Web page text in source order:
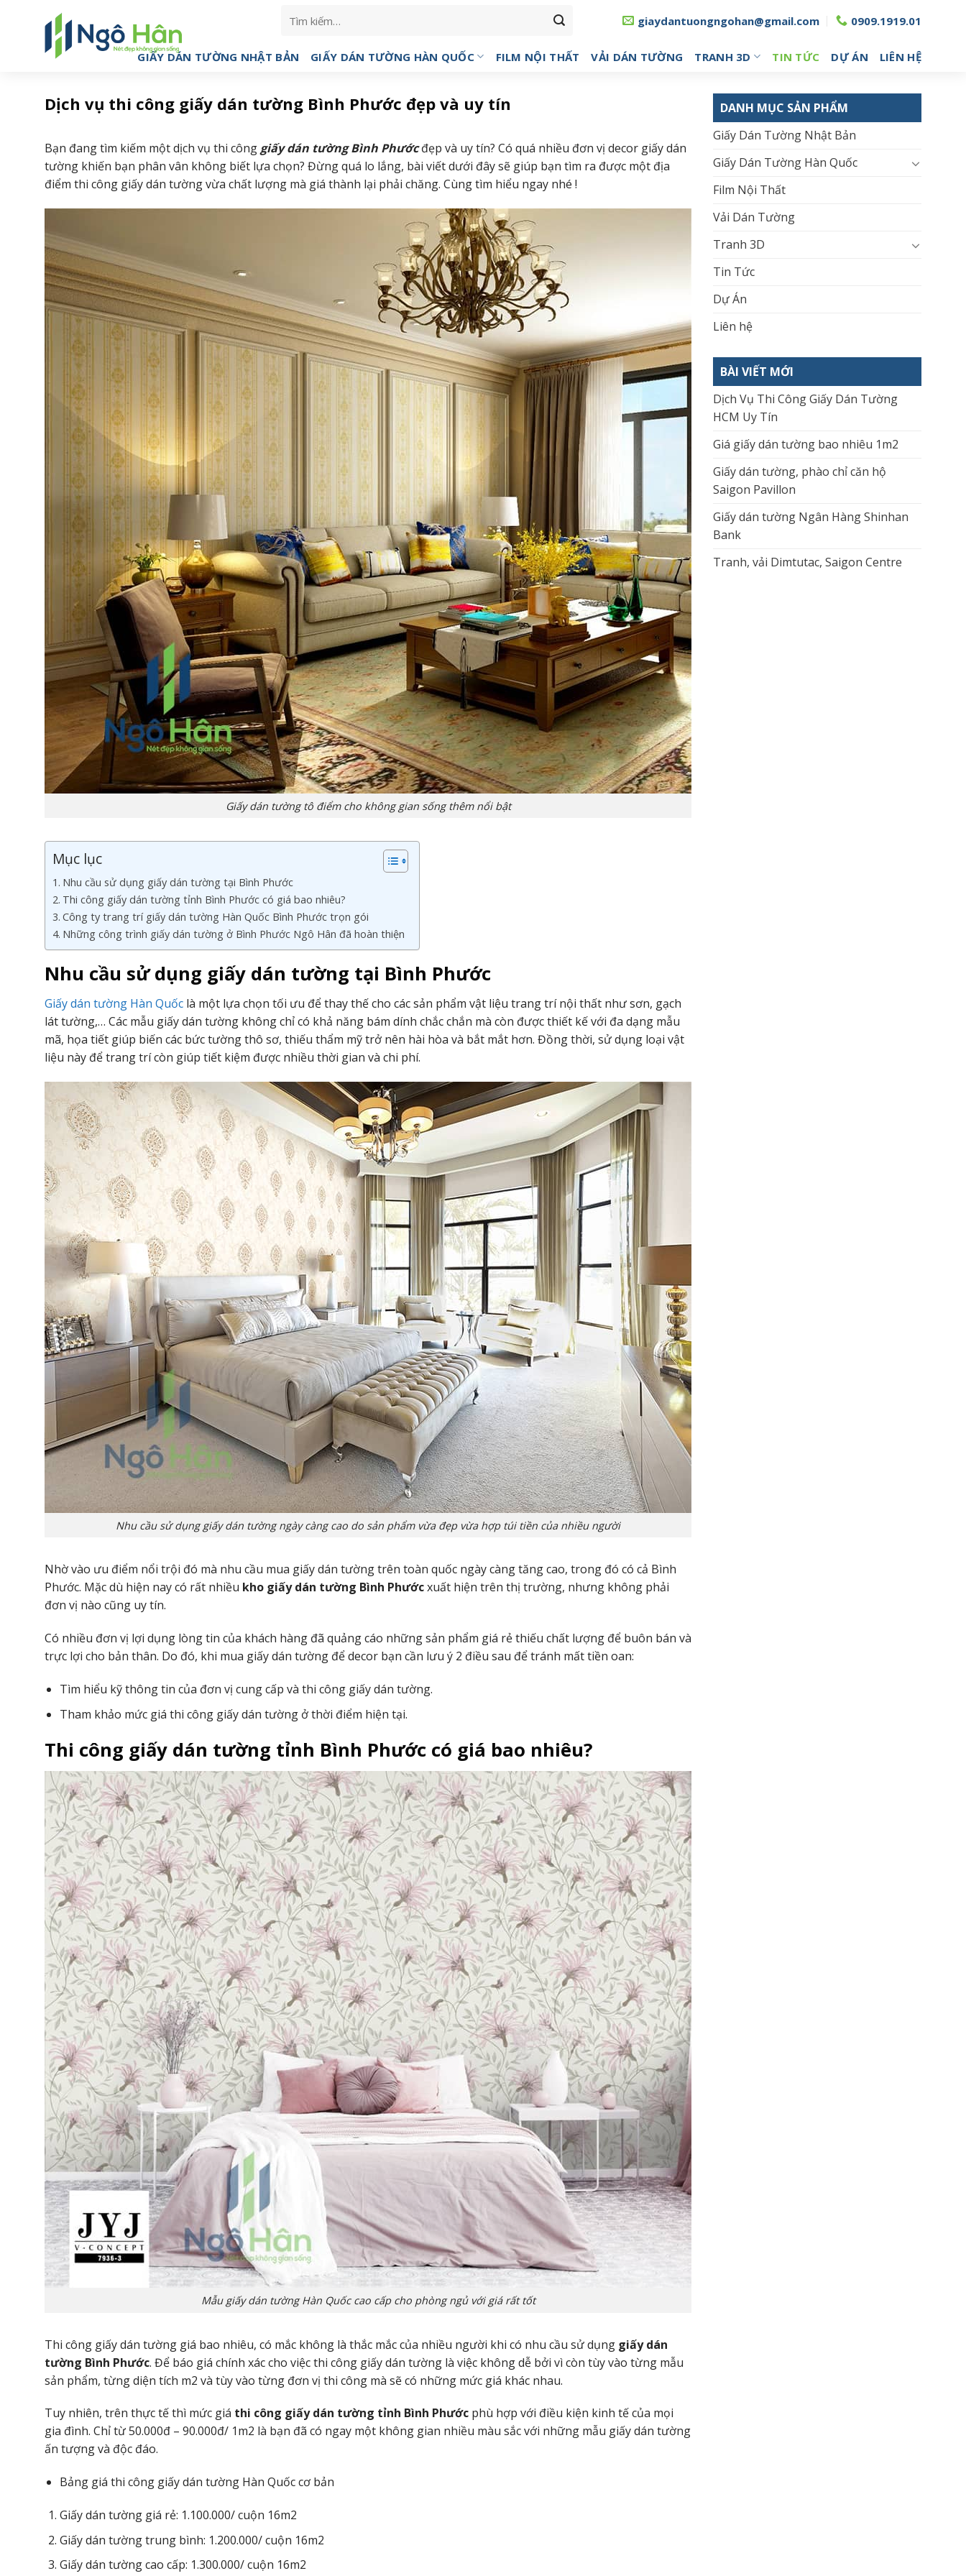
kiếm:
giaydantuongngohan@gmail.com 0909.1919.01
GIẤY DÁN TƯỜNG NHẬT BẢN GIẤY DÁN TƯỜNG HÀN QUỐC FILM NỘI THẤT VẢI DÁN TƯỜNG TRANH 3D TIN TỨC DỰ ÁN LIÊN HỆ
Dịch vụ thi công giấy dán tường Bình Phước đẹp và uy tín
Bạn đang tìm kiếm một dịch vụ thi công giấy dán tường Bình Phướcđẹp và uy tín? Có quá nhiều đơn vị decor giấy dán
tường khiến bạn phân vân không biết lựa chọn? Đừng quá lo lắng, bài viết dưới đây sẽ giúp bạn tìm ra được một địa
điểm thi công giấy dán tường vừa chất lượng mà giá thành lại phải chăng. Cùng tìm hiểu ngay nhé !
Giấy dán tường tô điểm cho không gian sống thêm nổi bật
Mục lục
Nhu cầu sử dụng giấy dán tường tại Bình Phước
Thi công giấy dán tường tỉnh Bình Phước có giá bao nhiêu?
Công ty trang trí giấy dán tường Hàn Quốc Bình Phước trọn gói
Những công trình giấy dán tường ở Bình Phước Ngô Hân đã hoàn thiện
Nhu cầu sử dụng giấy dán tường tại Bình Phước
Giấy dán tường Hàn Quốc là một lựa chọn tối ưu để thay thế cho các sản phẩm vật liệu trang trí nội thất như sơn, gạch
lát tường,… Các mẫu giấy dán tường không chỉ có khả năng bám dính chắc chắn mà còn được thiết kế với đa dạng mẫu
mã, họa tiết giúp biến các bức tường thô sơ, thiếu thẩm mỹ trở nên hài hòa và bắt mắt hơn. Đồng thời, sử dụng loại vật
liệu này để trang trí còn giúp tiết kiệm được nhiều thời gian và chi phí.
Nhu cầu sử dụng giấy dán tường ngày càng cao do sản phẩm vừa đẹp vừa hợp túi tiền của nhiều người
Nhờ vào ưu điểm nổi trội đó mà nhu cầu mua giấy dán tường trên toàn quốc ngày càng tăng cao, trong đó có cả Bình
Phước. Mặc dù hiện nay có rất nhiều kho giấy dán tường Bình Phướcxuất hiện trên thị trường, nhưng không phải
đơn vị nào cũng uy tín.
Có nhiều đơn vị lợi dụng lòng tin của khách hàng đã quảng cáo những sản phẩm giá rẻ thiếu chất lượng để buôn bán và
trực lợi cho bản thân. Do đó, khi mua giấy dán tường để decor bạn cần lưu ý 2 điều sau để tránh mất tiền oan:
Tìm hiểu kỹ thông tin của đơn vị cung cấp và thi công giấy dán tường.
Tham khảo mức giá thi công giấy dán tường ở thời điểm hiện tại.
Thi công giấy dán tường tỉnh Bình Phước có giá bao nhiêu?
Mẫu giấy dán tường Hàn Quốc cao cấp cho phòng ngủ với giá rất tốt
Thi công giấy dán tường giá bao nhiêu, có mắc không là thắc mắc của nhiều người khi có nhu cầu sử dụng giấy dán
tường Bình Phước. Để báo giá chính xác cho việc thi công giấy dán tường là việc không dễ bởi vì còn tùy vào từng mẫu
sản phẩm, từng diện tích m2 và tùy vào từng đơn vị thi công mà sẽ có những mức giá khác nhau.
Tuy nhiên, trên thực tế thì mức giá thi công giấy dán tường tỉnh Bình Phước phù hợp với điều kiện kinh tế của mọi
gia đình. Chỉ từ 50.000đ – 90.000đ/ 1m2 là bạn đã có ngay một không gian nhiều màu sắc với những mẫu giấy dán tường
ấn tượng và độc đáo.
Bảng giá thi công giấy dán tường Hàn Quốc cơ bản
Giấy dán tường giá rẻ: 1.100.000/ cuộn 16m2
Giấy dán tường trung bình: 1.200.000/ cuộn 16m2
Giấy dán tường cao cấp: 1.300.000/ cuộn 16m2
DANH MỤC SẢN PHẨM
Giấy Dán Tường Nhật Bản
Giấy Dán Tường Hàn Quốc
Film Nội Thất
Vải Dán Tường
Tranh 3D
Tin Tức
Dự Án
Liên hệ
BÀI VIẾT MỚI
Dịch Vụ Thi Công Giấy Dán Tường
HCM Uy Tín
Giá giấy dán tường bao nhiêu 1m2
Giấy dán tường, phào chỉ căn hộ
Saigon Pavillon
Giấy dán tường Ngân Hàng Shinhan
Bank
Tranh, vải Dimtutac, Saigon Centre